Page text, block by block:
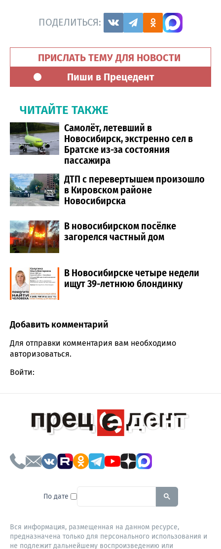
ПОДЕЛИТЬСЯ:
ПРИСЛАТЬ ТЕМУ ДЛЯ НОВОСТИ
Пиши в Прецедент
ЧИТАЙТЕ ТАКЖЕ
Самолёт, летевший в
Новосибирск, экстренно сел в
Братске из-за состояния
пассажира
ДТП с перевертышем произошло
в Кировском районе
Новосибирска
В новосибирском посёлке
загорелся частный дом
В Новосибирске четыре недели
ищут 39-летнюю блондинку
Comment section
Добавить комментарий
Для отправки комментария вам необходимо
авторизоваться.
Войти:
По дате To search this site, enter a
Вся информация, размещенная на данном ресурсе,
предназначена только для персонального использования и
не подлежит дальнейшему воспроизведению или